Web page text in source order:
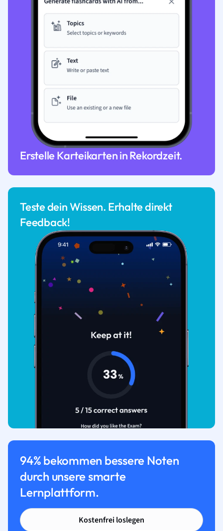
Erstelle Karteikarten in Rekordzeit.
Teste dein Wissen. Erhalte direkt
Feedback!
94% bekommen bessere Noten
durch unsere smarte
Lernplattform.
Kostenfrei loslegen